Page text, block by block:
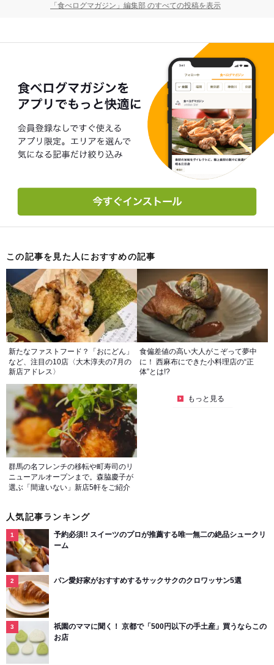
「食べログマガジン」編集部 のすべての投稿を表示
この記事を見た人におすすめの記事
新たなファストフード？「おにどん」
など、注目の10店〈大木淳夫の7月の
新店アドレス〉
食偏差値の高い大人がこぞって夢中
に！ 西麻布にできた小料理店の“正
体”とは!?
群馬の名フレンチの移転や町寿司のリ
ニューアルオープンまで。森脇慶子が
選ぶ「間違いない」新店5軒をご紹介
もっと見る
人気記事ランキング
予約必須!! スイーツのプロが推薦する唯一無二の絶品シュークリ
ーム
パン愛好家がおすすめするサックサクのクロワッサン5選
祇園のママに聞く！ 京都で「500円以下の手土産」買うならこの
お店